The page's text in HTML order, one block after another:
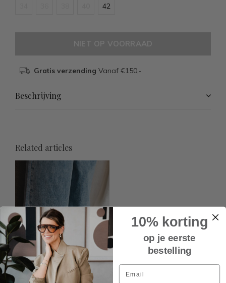
42
NIET OP VOORRAAD
Gratis verzending Vanaf €150,-
Beschrijving
Related articles
10% korting
op je eerste
bestelling
Email